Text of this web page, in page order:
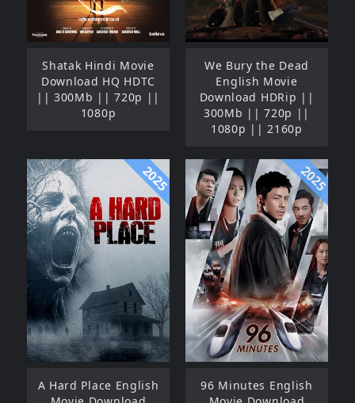
Shatak Hindi Movie
Download HQ HDTC
|| 300Mb || 720p ||
1080p
We Bury the Dead
English Movie
Download HDRip ||
300Mb || 720p ||
1080p || 2160p
2025
A Hard Place English
2025
96 Minutes English